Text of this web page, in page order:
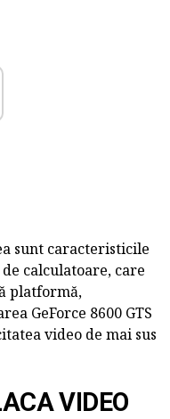
sunt caracteristicile
calculatoare, care
platformă,
GeForce 8600 GTS
video de mai sus
VIDEO